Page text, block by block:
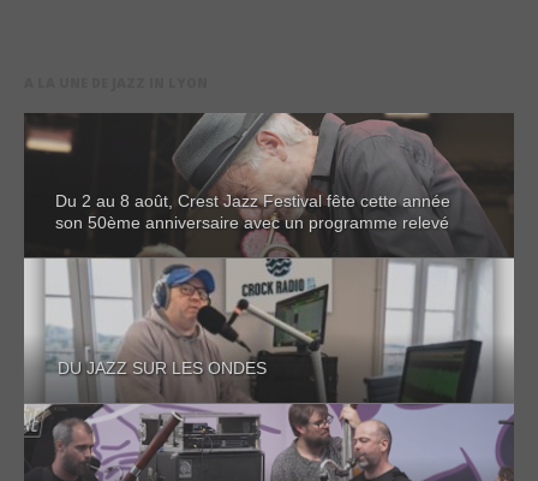
Du 2 au 8 août, Crest Jazz Festival fête cette année
son 50ème anniversaire avec un programme relevé
DU JAZZ SUR LES ONDES